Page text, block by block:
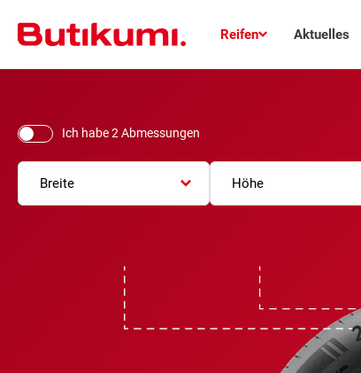
Reifen Aktuelles
Ich habe 2 Abmessungen
Breite Höhe